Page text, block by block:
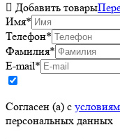
 Добавить товары
Имя*
Телефон*
Фамилия*
E-mail*
Согласен (а) с
персональных данных